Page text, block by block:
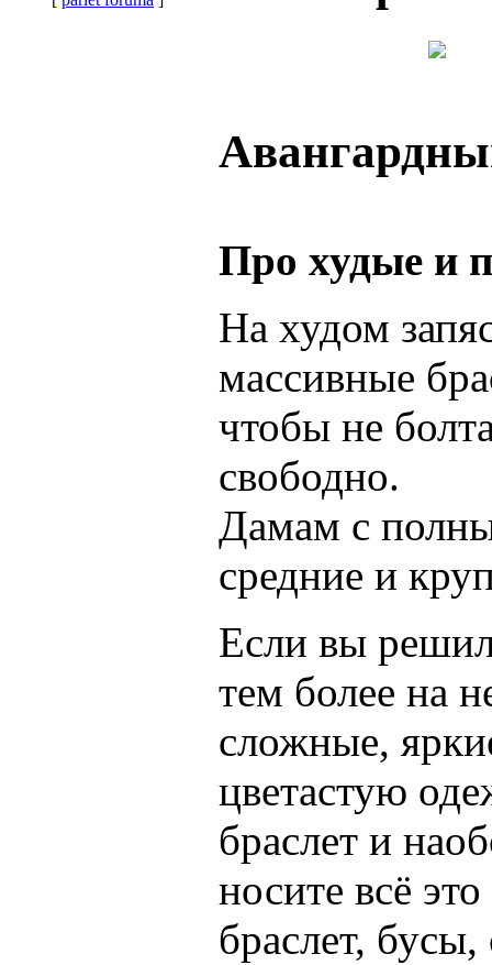
Про худые и
На худом
массивные
чтобы не
свободно.
Дамам с
средние и
Если вы
тем более на
сложные,
цветастую
браслет и
носите всё
браслет, бусы,